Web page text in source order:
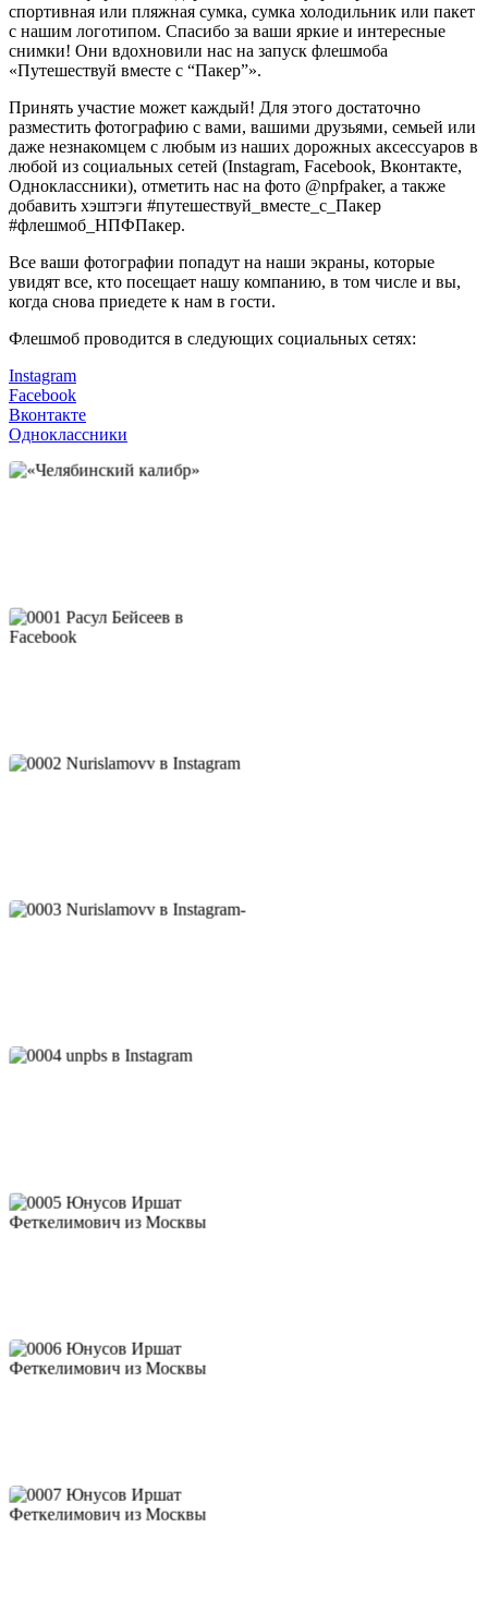
спортивная или пляжная сумка, сумка холодильник или пакет
с нашим логотипом. Спасибо за ваши яркие и интересные
снимки! Они вдохновили нас на запуск флешмоба
«Путешествуй вместе с “Пакер”».
Принять участие может каждый! Для этого достаточно
разместить фотографию с вами, вашими друзьями, семьей или
даже незнакомцем с любым из наших дорожных аксессуаров в
любой из социальных сетей (Instagram, Facebook, Вконтакте,
Одноклассники), отметить нас на фото @npfpaker, а также
добавить хэштэги #путешествуй_вместе_с_Пакер
#флешмоб_НПФПакер.
Все ваши фотографии попадут на наши экраны, которые
увидят все, кто посещает нашу компанию, в том числе и вы,
когда снова приедете к нам в гости.
Флешмоб проводится в следующих социальных сетях:
Instagram
Facebook
Вконтакте
Одноклассники